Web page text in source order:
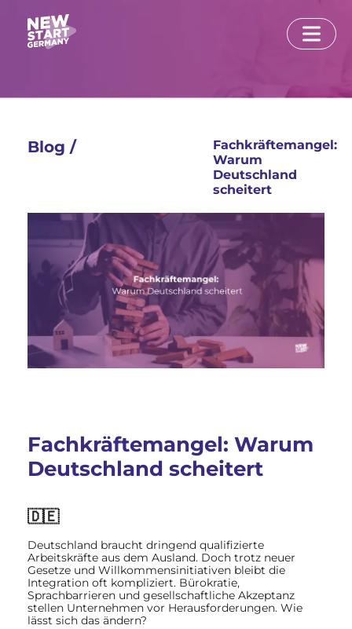
Blog /
Fachkräftemangel:
Warum
Deutschland
scheitert
Fachkräftemangel: Warum
Deutschland scheitert
🇩🇪
Deutschland braucht dringend qualifizierte
Arbeitskräfte aus dem Ausland. Doch trotz neuer
Gesetze und Willkommensinitiativen bleibt die
Integration oft kompliziert. Bürokratie,
Sprachbarrieren und gesellschaftliche Akzeptanz
stellen Unternehmen vor Herausforderungen. Wie
lässt sich das ändern?